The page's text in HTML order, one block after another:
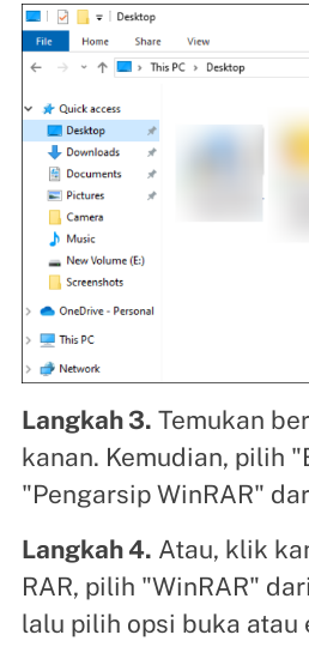
Langkah 3. Temukan
kanan. Kemudian, pilih
"Pengarsip WinRAR"
Langkah 4. Atau, klik
RAR, pilih "WinRAR"
lalu pilih opsi buka atau